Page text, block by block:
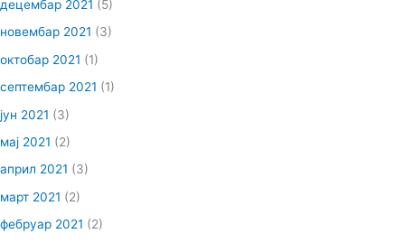
децембар 2021 (5)
новембар 2021 (3)
октобар 2021 (1)
септембар 2021 (1)
јун 2021 (3)
мај 2021 (2)
април 2021 (3)
март 2021 (2)
фебруар 2021 (2)